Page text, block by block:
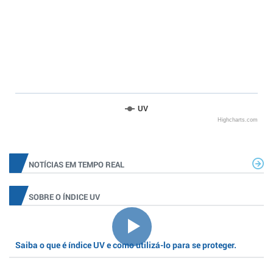
UV
Highcharts.com
NOTÍCIAS EM TEMPO REAL
SOBRE O ÍNDICE UV
Saiba o que é índice UV e como utilizá-lo para se proteger.